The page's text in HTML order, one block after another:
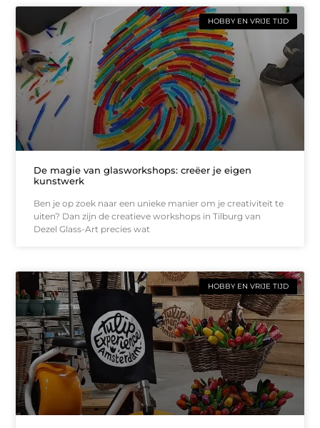
HOBBY EN VRIJE TIJD
De magie van glasworkshops: creëer je eigen
kunstwerk
Ben je op zoek naar een unieke manier om je creativiteit te
uiten? Dan zijn de creatieve workshops in Tilburg van
Dezel Glass-Art precies wat
HOBBY EN VRIJE TIJD